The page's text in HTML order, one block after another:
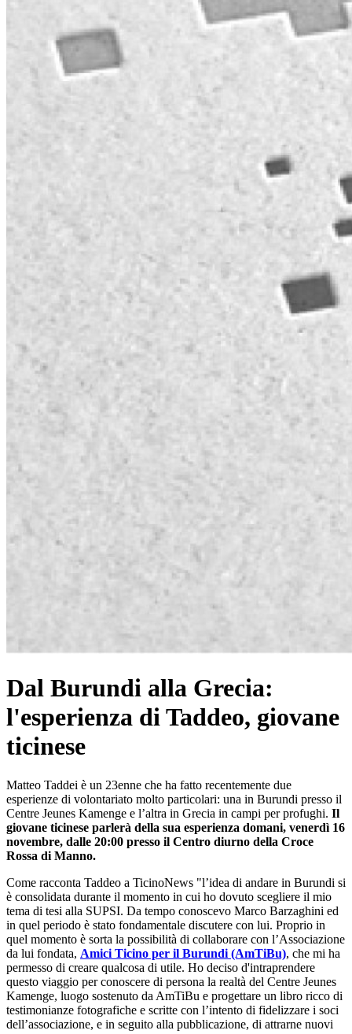
Dal Burundi alla Grecia:
l'esperienza di Taddeo, giovane
ticinese
Matteo Taddei è un 23enne che ha fatto recentemente due
esperienze di volontariato molto particolari: una in Burundi presso il
Centre Jeunes Kamenge e l’altra in Grecia in campi per profughi. Il
giovane ticinese parlerà della sua esperienza domani, venerdì 16
novembre, dalle 20:00 presso il Centro diurno della Croce
Rossa di Manno.
Come racconta Taddeo a TicinoNews "l’idea di andare in Burundi si
è consolidata durante il momento in cui ho dovuto scegliere il mio
tema di tesi alla SUPSI. Da tempo conoscevo Marco Barzaghini ed
in quel periodo è stato fondamentale discutere con lui. Proprio in
quel momento è sorta la possibilità di collaborare con l’Associazione
da lui fondata, Amici Ticino per il Burundi (AmTiBu), che mi ha
permesso di creare qualcosa di utile. Ho deciso d'intraprendere
questo viaggio per conoscere di persona la realtà del Centre Jeunes
Kamenge, luogo sostenuto da AmTiBu e progettare un libro ricco di
testimonianze fotografiche e scritte con l’intento di fidelizzare i soci
dell’associazione, e in seguito alla pubblicazione, di attrarne nuovi